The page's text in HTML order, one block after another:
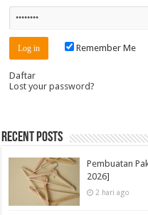
Remember Me
Daftar
Lost your password?
Recent Posts
Pembuatan
2026]
2 hari ago